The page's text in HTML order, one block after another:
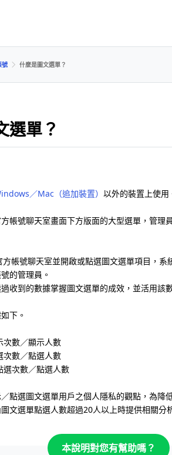
號 什麼是圖文選單？
選單？
／Mac（追加裝置） 以外的裝置上使用
帳號聊天室畫面下方版面的大型選單，管理
帳號聊天室並開啟或點選圖文選單項目，系
的管理員。
收到的數據掌握圖文選單的成效，並活用該
下。
次數／顯示人數
次數／點選人數
選次數／點選人數
點選圖文選單用戶之個人隱私的觀點，為降
文選單點選人數超過20人以上時提供相關分
本說明對您有幫助嗎？